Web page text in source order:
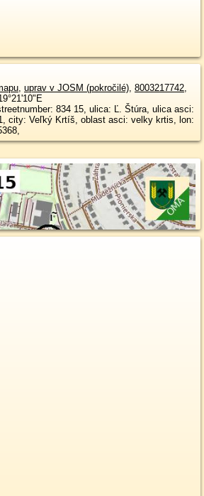
, uprav v JOSM (pokročilé), 8003217742,
834 15, ulica: Ľ. Štúra, ulica asci:
city: Veľký Krtíš, oblast asci: velky krtis, lon: